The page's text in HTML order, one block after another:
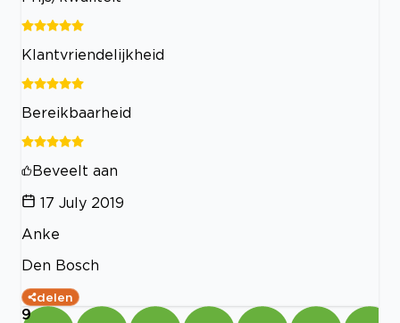
Klantvriendelijkheid
Bereikbaarheid
Beveelt aan
17 July 2019
Anke
Den Bosch
delen
9